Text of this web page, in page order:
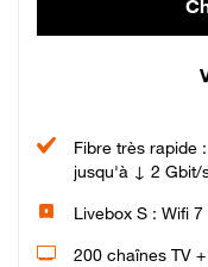
Fibre très rapide :
jusqu'à ↓ 2 Gbit/
Livebox S : Wifi 7
200 chaînes TV +